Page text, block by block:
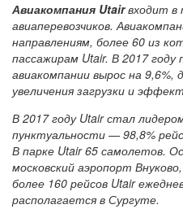
Авиакомпания Utair входит в
авиаперевозчиков.
направлениям, более 60 из
пассажирам Utair. В 2017 году
авиакомпании вырос на 9,6%,
увеличения загрузки и
В 2017 году Utair стал
пунктуальности — 98,8%
В парке Utair 65 самолетов.
московский аэропорт
более 160 рейсов Utair
располагается в Сургуте.